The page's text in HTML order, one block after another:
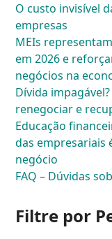
O custo invisível
empresas
MEIs
em 2026 e
negócios na
Dívida
renegociar e
Educação
das empresariais
negócio
FAQ – Dúvidas
Filtre por